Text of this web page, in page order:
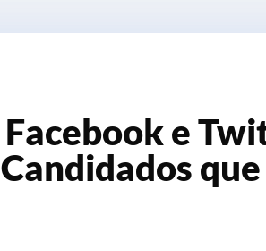
Facebook e
Candidados